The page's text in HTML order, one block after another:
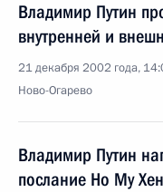
Владимир Путин
внутренней и
21 декабря 2002 года,
Ново-Огарево
Владимир Путин
послание Но Му